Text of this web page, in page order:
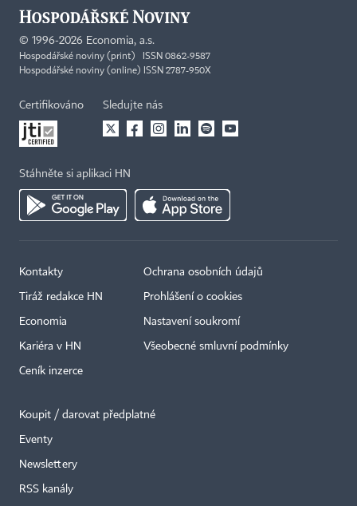
© 1996-2026 Economia, a.s.
Hospodářské noviny (print) ISSN 0862-9587
Hospodářské noviny (online) ISSN 2787-950X
Certifikováno Sledujte nás
Stáhněte si aplikaci HN
Kontakty
Tiráž redakce HN
Economia
Kariéra v HN
Ceník inzerce
Ochrana osobních údajů
Prohlášení o cookies
Nastavení soukromí
Všeobecné smluvní podmínky
Koupit / darovat předplatné
Eventy
Newslettery
RSS kanály